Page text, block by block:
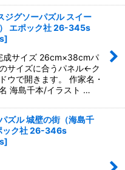
グソーパズル スイー
エポック社 26-345s
]
成サイズ 26cm×38cmパ
サイズに合うパネル←ク
ウで開きます。 作家名・
海島千本/イラスト …
ズル 城壁の街（海島千
ック社 26-346s
]